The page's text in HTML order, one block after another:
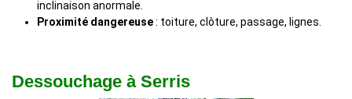
inclinaison anormale.
Proximité dangereuse: toiture, clôture, passage, lignes.
Dessouchage à Serris